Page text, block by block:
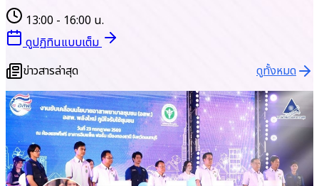
13:00 - 16:00 น.
ดูปฏิทินแบบเต็ม
ข่าวสารล่าสุด
ดูทั้งหมด